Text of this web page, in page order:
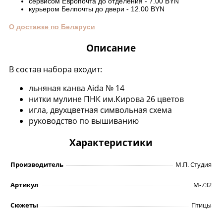
курьером Белпочты до двери - 12.00 BYN
О доставке по Беларуси
Описание
В состав набора входит:
льняная канва Aida № 14
нитки мулине ПНК им.Кирова 26 цветов
игла, двухцветная символьная схема
руководство по вышиванию
Характеристики
Производитель М.П. Студия
Артикул М-732
Сюжеты Птицы